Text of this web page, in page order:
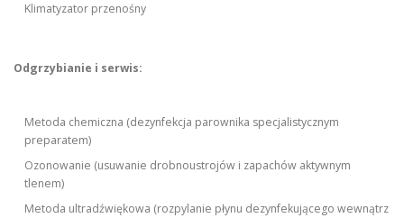
Klimatyzator przenośny
Odgrzybianie i serwis:
Metoda chemiczna (dezynfekcja parownika specjalistycznym
preparatem)
Ozonowanie (usuwanie drobnoustrojów i zapachów aktywnym
tlenem)
Metoda ultradźwiękowa (rozpylanie płynu dezynfekującego wewnątrz